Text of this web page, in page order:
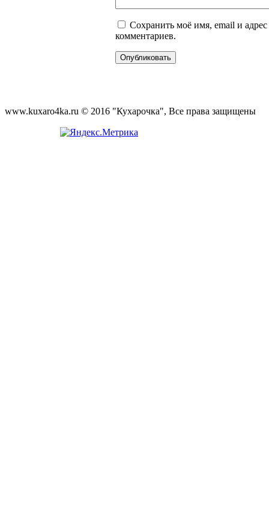
Сохранить моё имя, email и
комментариев.
www.kuxaro4ka.ru © 2016 "Кухарочка", Все права защищены